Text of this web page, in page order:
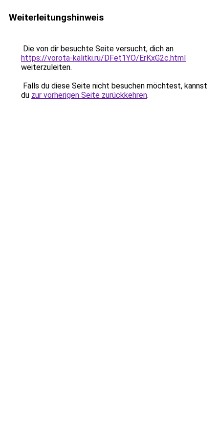
Weiterleitungshinweis
Die von dir besuchte Seite versucht, dich an
https://vorota-kalitki.ru/DFet1YO/ErKxG2c.html
weiterzuleiten.
Falls du diese Seite nicht besuchen möchtest, kannst
du zur vorherigen Seite zurückkehren.